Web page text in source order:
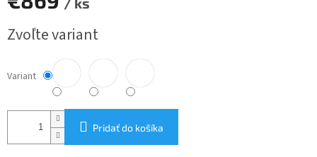
cena:
Zvoľte variant
Variant
Pridať do košíka